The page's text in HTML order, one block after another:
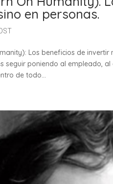
en personas.
Los beneficios de
seguir poniendo al empleado,
de todo...